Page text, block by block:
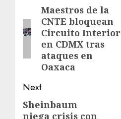
Maestros de la
CNTE bloquean
Circuito Interior
en CDMX tras
ataques en
Oaxaca
Next
Sheinbaum
niega crisis con